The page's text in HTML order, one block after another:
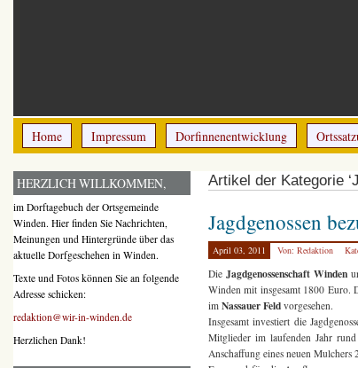
Home Impressum Dorfinnenentwicklung
Artikel der Kategorie
Jagdgenossen
April 03, 2011 Von: Redaktion
DieJagdgenossenschaft Winden
Winden mit insgesamt 1800 Euro.
im Nassauer Feld vorgesehen.
Insgesamt investiert die
Mitglieder im laufenden Jahr
Anschaffung eines neuen
HERZLICH WILLKOMMEN,
im Dorftagebuch der Ortsgemeinde
Winden. Hier finden Sie Nachrichten,
Meinungen und Hintergründe über das
aktuelle Dorfgeschehen in Winden.
Texte und Fotos können Sie an folgende
Adresse schicken:
redaktion@wir-in-winden.de
Herzlichen Dank!